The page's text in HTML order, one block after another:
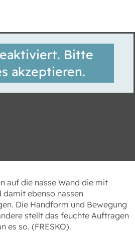
Bitte
akzeptieren.
auf die nasse Wand die mit
damit ebenso nassen
Die Handform und Bewegung
stellt das feuchte Auftragen
es so. (FRESKO).